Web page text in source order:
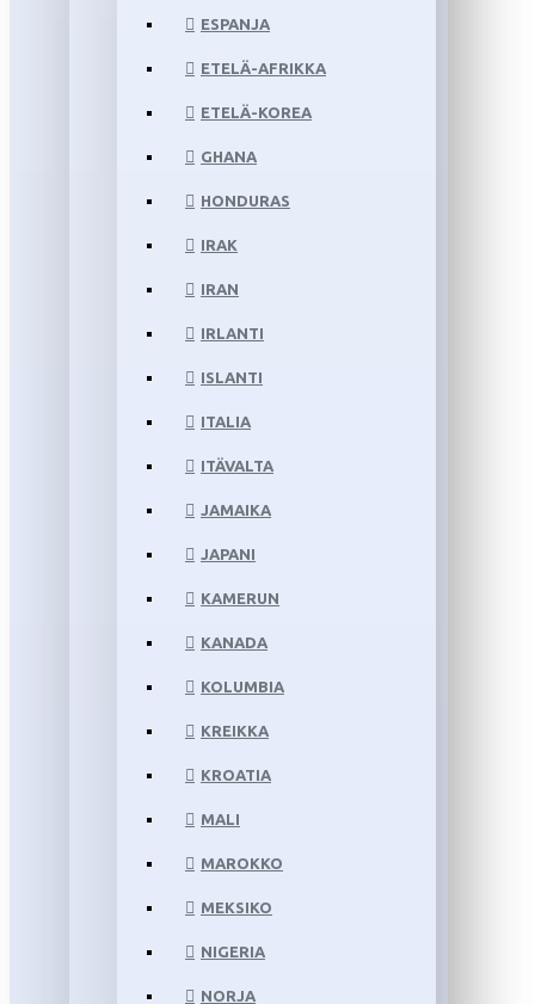
ESPANJA
ETELÄ-AFRIKKA
ETELÄ-KOREA
GHANA
HONDURAS
IRAK
IRAN
IRLANTI
ISLANTI
ITALIA
ITÄVALTA
JAMAIKA
JAPANI
KAMERUN
KANADA
KOLUMBIA
KREIKKA
KROATIA
MALI
MAROKKO
MEKSIKO
NIGERIA
NORJA